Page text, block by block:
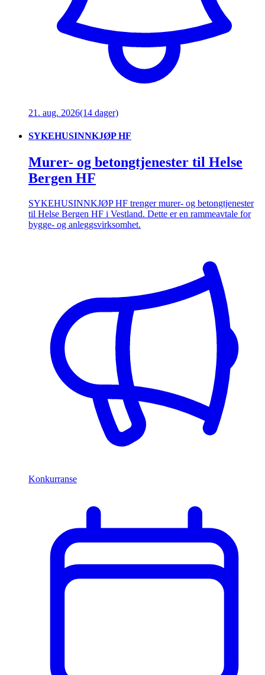
21. aug. 2026(14 dager)
SYKEHUSINNKJØP HF
Murer- og betongtjenester til Helse
Bergen HF
SYKEHUSINNKJØP HF trenger murer- og betongtjenester
til Helse Bergen HF i Vestland. Dette er en rammeavtale for
bygge- og anleggsvirksomhet.
Konkurranse